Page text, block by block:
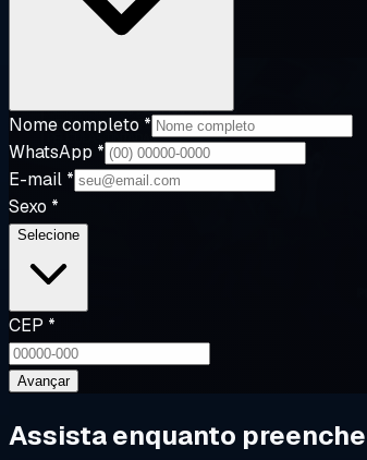
Nome completo *
WhatsApp *
E-mail *
Sexo *
Selecione
CEP *
Avançar
Assista enquanto preenche